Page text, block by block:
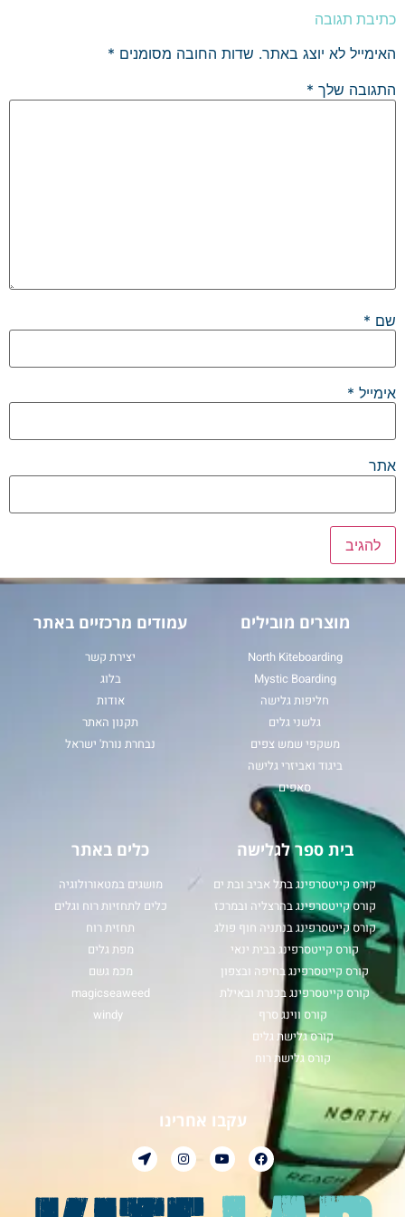
כתיבת תגובה
האימייל לא יוצג באתר. שדות החובה מסומנים *
התגובה שלך *
שם *
אימייל *
אתר
מוצרים מובילים
North Kiteboarding
Mystic Boarding
חליפות גלישה
גלשני גלים
משקפי שמש צפים
ביגוד ואביזרי גלישה
סאפים
עמודים מרכזיים באתר
יצירת קשר
בלוג
אודות
תקנון האתר
נבחרת נורת' ישראל
בית ספר לגלישה
קורס קייטסרפינג בתל אביב ובת ים
קורס קייטסרפינג בהרצליה ובמרכז
קורס קייטסרפינג בנתניה חוף פולג
קורס קייטסרפינג בבית ינאי
קורס קייטסרפינג בחיפה ובצפון
קורס קייטסרפינג בכנרת ובאילת
קורס ווינג סרף
קורס גלישת גלים
קורס גלישת רוח
כלים באתר
מושגים במטאורולוגיה
כלים לתחזיות רוח וגלים
תחזית רוח
מפת גלים
מכמ גשם
magicseaweed
windy
עקבו אחרינו